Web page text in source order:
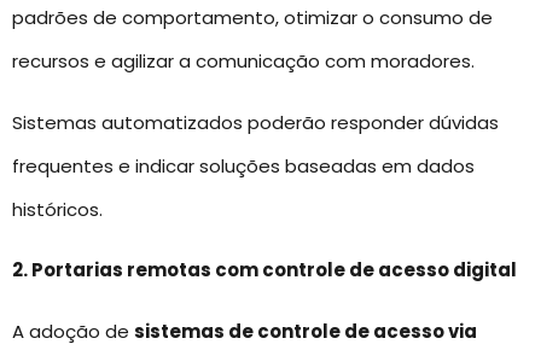
padrões de comportamento, otimizar o consumo de
recursos e agilizar a comunicação com moradores.
Sistemas automatizados poderão responder dúvidas
frequentes e indicar soluções baseadas em dados
históricos.
2. Portarias remotas com controle de acesso digital
A adoção de sistemas de controle de acesso via